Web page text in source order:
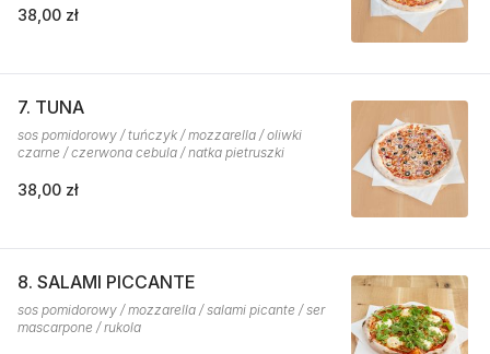
38,00 zł
7. TUNA
sos pomidorowy / tuńczyk / mozzarella / oliwki
czarne / czerwona cebula / natka pietruszki
38,00 zł
8. SALAMI PICCANTE
sos pomidorowy / mozzarella / salami picante / ser
mascarpone / rukola